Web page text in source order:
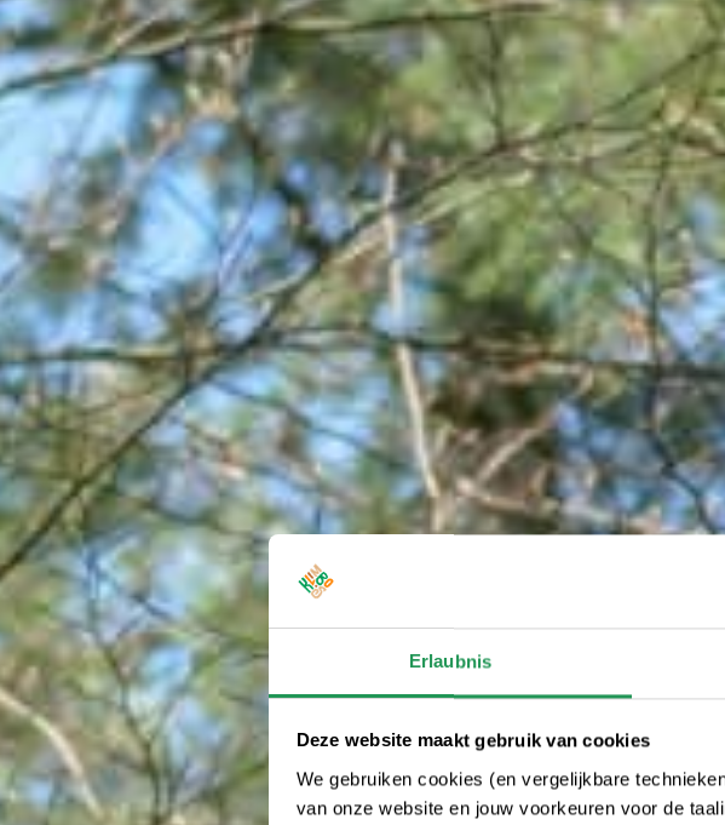
Erlaubnis
Deze website maakt gebruik van cookies
We gebruiken cookies (en vergelijkbare
van onze website en jouw voorkeuren voor de